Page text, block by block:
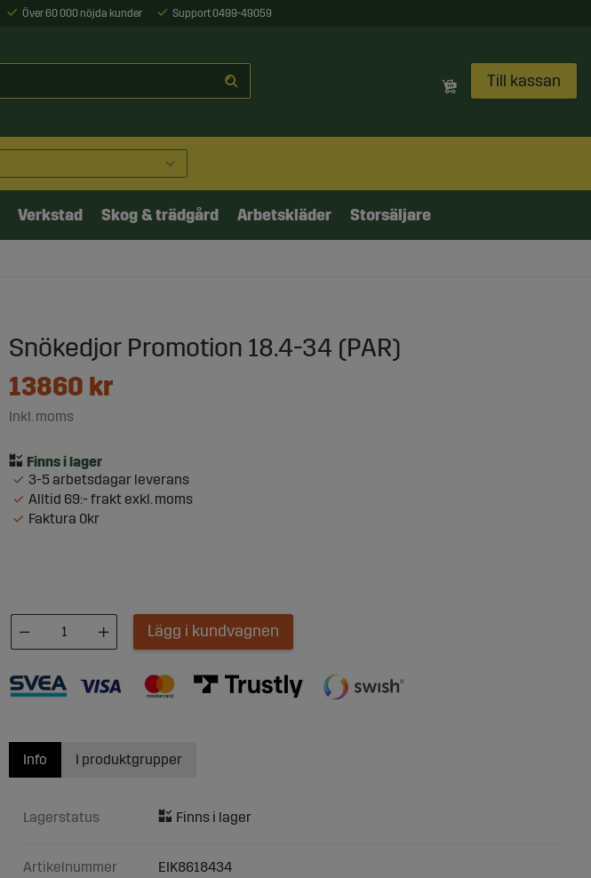
Över 60 000 nöjda kunder Support 0499-49059
Till kassan
Verkstad Skog & trädgård Arbetskläder Storsäljare
Snökedjor Promotion 18.4-34 (PAR)
13860 kr
Inkl. moms
3-5 arbetsdagar leverans
Alltid 69:- frakt exkl. moms
Faktura 0kr
Lägg i kundvagnen
Info
Lagerstatus
Artikelnummer EIK8618434
I produktgrupper